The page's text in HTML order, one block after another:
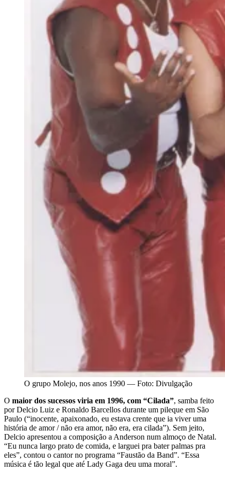
O grupo Molejo, nos anos 1990 — Foto: Divulgação
O maior dos sucessos viria em 1996, com “Cilada”, samba feito
por Delcio Luiz e Ronaldo Barcellos durante um pileque em São
Paulo (“inocente, apaixonado, eu estava crente que ia viver uma
história de amor / não era amor, não era, era cilada”). Sem jeito,
Delcio apresentou a composição a Anderson num almoço de Natal.
“Eu nunca largo prato de comida, e larguei pra bater palmas pra
eles”, contou o cantor no programa “Faustão da Band”. “Essa
música é tão legal que até Lady Gaga deu uma moral”.